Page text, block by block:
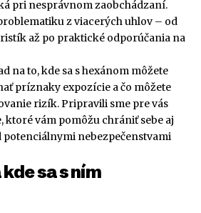
pri nesprávnom zaobchádzaní.
z viacerých uhlov – od
až po praktické odporúčania na
na to, kde sa s hexánom môžete
príznaky expozície a čo môžete
rizík. Pripravili sme pre vás
vám pomôžu chrániť sebe aj
nebezpečenstvami
sa s ním